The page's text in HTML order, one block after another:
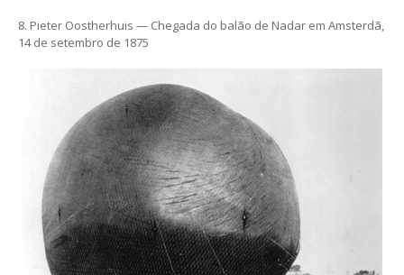
8. Pieter Oostherhuis — Chegada do balão de Nadar em Amsterdã,
14 de setembro de 1875